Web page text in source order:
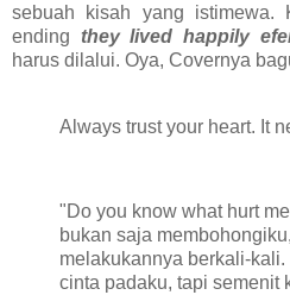
sebuah kisah yang istimewa.
ending they lived happily
harus dilalui. Oya, Covernya
Always trust your heart. It
"Do you know what hurt
bukan saja
melakukannya berkali-
cinta padaku, tapi semenit